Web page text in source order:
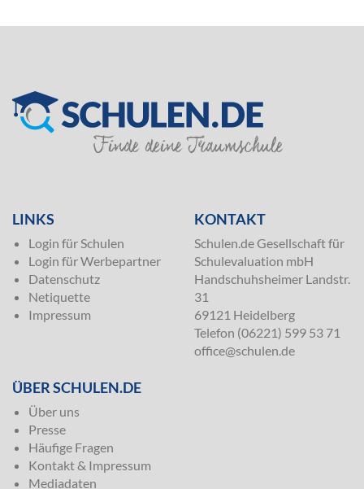
LINKS
Login für Schulen
Login für Werbepartner
Datenschutz
Netiquette
Impressum
KONTAKT
Schulen.de Gesellschaft für
Schulevaluation mbH
Handschuhsheimer Landstr.
31
69121 Heidelberg
Telefon (06221) 599 53 71
office@schulen.de
ÜBER SCHULEN.DE
Über uns
Presse
Häufige Fragen
Kontakt & Impressum
Mediadaten